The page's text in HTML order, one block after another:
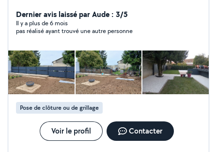
d'aménagement de jardin et je fais aussi de la
maçonnerie pose de clôture je fais ce métier depuis
plus de 15 ans travail sérieux et soigné
Dernier avis laissé par Aude : 3/5
Il y a plus de 6 mois
pas réalisé ayant trouvé une autre personne
Pose de clôture ou de grillage
Voir le profil Contacter